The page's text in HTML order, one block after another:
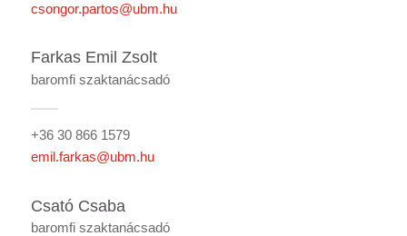
csongor.partos@ubm.hu
Farkas Emil Zsolt
baromfi szaktanácsadó
+36 30 866 1579
emil.farkas@ubm.hu
Csató Csaba
baromfi szaktanácsadó